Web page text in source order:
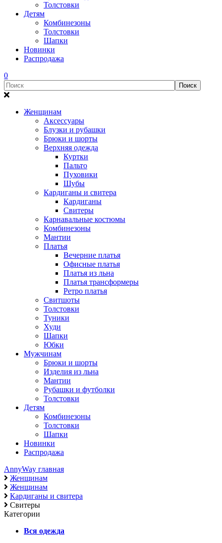
Толстовки
Детям
Комбинезоны
Толстовки
Шапки
Новинки
Распродажа
0
Женщинам
Аксессуары
Блузки и рубашки
Брюки и шорты
Верхняя одежда
Куртки
Пальто
Пуховики
Шубы
Кардиганы и свитера
Кардиганы
Свитеры
Карнавальные костюмы
Комбинезоны
Мантии
Платья
Вечерние платья
Офисные платья
Платья из льна
Платья трансформеры
Ретро платья
Свитшоты
Толстовки
Туники
Худи
Шапки
Юбки
Мужчинам
Брюки и шорты
Изделия из льна
Мантии
Рубашки и футболки
Толстовки
Детям
Комбинезоны
Толстовки
Шапки
Новинки
Распродажа
AnnyWay главная
Женщинам
Женщинам
Кардиганы и свитера
Свитеры
Категории
Вся одежда